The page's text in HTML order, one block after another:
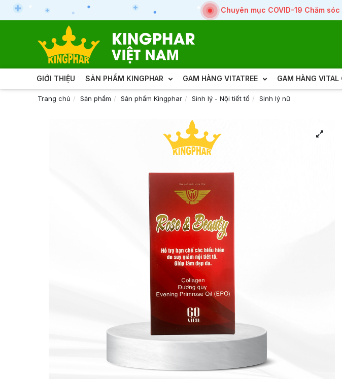
Chuyên mục COVID-19 Chăm
GIỚI THIỆU SẢN PHẨM KINGPHAR GAM HÀNG VITATREE GAM HÀNG VITAL
Trang chủ Sản phẩm Sản phẩm Kingphar Sinh lý - Nội tiết tố Sinh lý nữ